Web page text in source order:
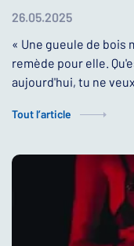
26.05.2025
« Une gueule de bois
remède pour elle.
aujourd'hui, tu ne
Tout l’article